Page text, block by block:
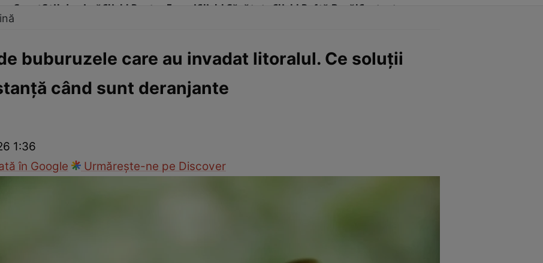
SportStil de viațăClick! Pentru FemeiClick! Sănătate Click! Poftă Bună!Contact
Modă
buburuzele care au invadat litoralul. Ce soluţii
când sunt deranjante
1:36
în Google
Urmărește-ne pe Discover